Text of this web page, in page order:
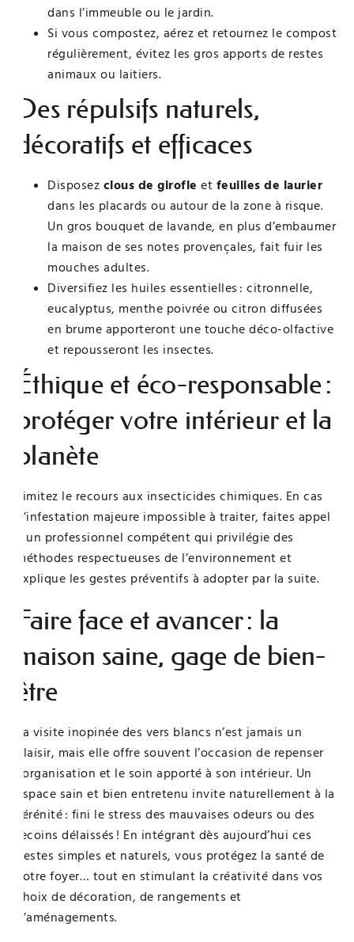
dans l’immeuble ou le jardin.
Si vous compostez, aérez et retournez le compost
régulièrement, évitez les gros apports de restes
animaux ou laitiers.
Des répulsifs naturels,
décoratifs et efficaces
Disposez clous de girofle et feuilles de laurier
dans les placards ou autour de la zone à risque.
Un gros bouquet de lavande, en plus d’embaumer
la maison de ses notes provençales, fait fuir les
mouches adultes.
Diversifiez les huiles essentielles : citronnelle,
eucalyptus, menthe poivrée ou citron diffusées
en brume apporteront une touche déco-olfactive
et repousseront les insectes.
Éthique et éco-responsable :
protéger votre intérieur et la
planète
Limitez le recours aux insecticides chimiques. En cas
d’infestation majeure impossible à traiter, faites appel
à un professionnel compétent qui privilégie des
méthodes respectueuses de l’environnement et
explique les gestes préventifs à adopter par la suite.
Faire face et avancer : la
maison saine, gage de bien-
être
La visite inopinée des vers blancs n’est jamais un
plaisir, mais elle offre souvent l’occasion de repenser
l’organisation et le soin apporté à son intérieur. Un
espace sain et bien entretenu invite naturellement à la
sérénité : fini le stress des mauvaises odeurs ou des
recoins délaissés ! En intégrant dès aujourd’hui ces
gestes simples et naturels, vous protégez la santé de
votre foyer… tout en stimulant la créativité dans vos
choix de décoration, de rangements et
d’aménagements.